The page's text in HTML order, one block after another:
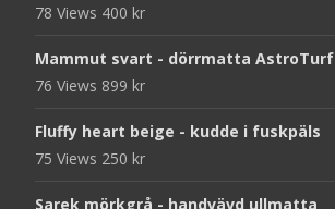
78 Views 400 kr
Mammut svart - dörrmatta AstroTurf
76 Views 899 kr
Fluffy heart beige - kudde i fuskpäls
75 Views 250 kr
Sarek mörkgrå - handvävd ullmatta